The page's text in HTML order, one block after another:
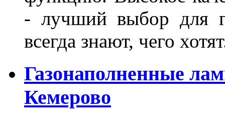
- лучший выбор для
всегда знают, чего
Газонаполненные
Кемерово